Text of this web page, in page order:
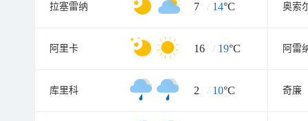
拉塞雷纳 7 / 14°C 奥索
阿里卡 16 / 19°C 阿雷
库里科 2 / 10°C 奇廉